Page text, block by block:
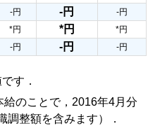
-円 -円
-円
*円 *円
*円
-円 -円 -円
す．
給のことで，2016年4月分
調整額を含みます）．